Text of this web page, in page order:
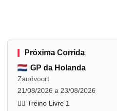
Próxima Corrida
GP da Holanda
Zandvoort
21/08/2026 a 23/08/2026
🏋️‍♂️ Treino Livre 1